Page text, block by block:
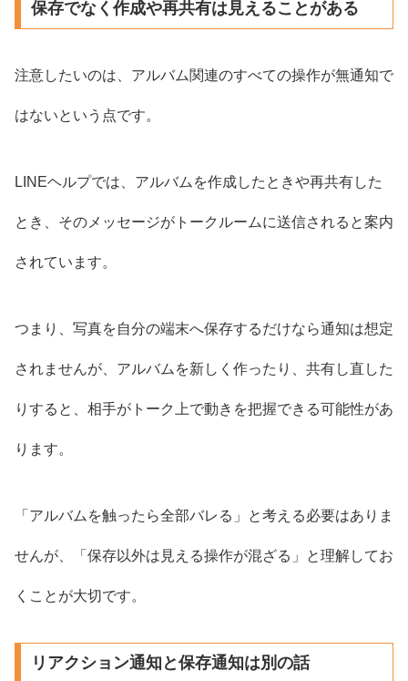
保存でなく作成や再共有は見えることがある
注意したいのは、アルバム関連のすべての操作が無通知で
はないという点です。
LINEヘルプでは、アルバムを作成したときや再共有した
とき、そのメッセージがトークルームに送信されると案内
されています。
つまり、写真を自分の端末へ保存するだけなら通知は想定
されませんが、アルバムを新しく作ったり、共有し直した
りすると、相手がトーク上で動きを把握できる可能性があ
ります。
「アルバムを触ったら全部バレる」と考える必要はありま
せんが、「保存以外は見える操作が混ざる」と理解してお
くことが大切です。
リアクション通知と保存通知は別の話